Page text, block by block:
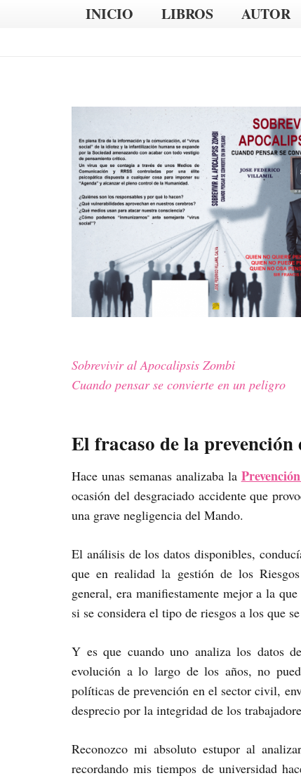
INICIO LIBROS AUTOR
Sobrevivir al Apocalipsis Zombi
Cuando pensar se convierte en un peligro
El fracaso de la prevención
Hace unas semanas analizaba la
ocasión del desgraciado accidente que
una grave negligencia del Mando.
El análisis de los datos disponibles,
que en realidad la gestión de los
general, era manifiestamente mejor a la
si se considera el tipo de riesgos a los que
Y es que cuando uno analiza los datos
evolución a lo largo de los años, no
políticas de prevención en el sector civil,
desprecio por la integridad de los
Reconozco mi absoluto estupor al
recordando mis tiempos de universidad